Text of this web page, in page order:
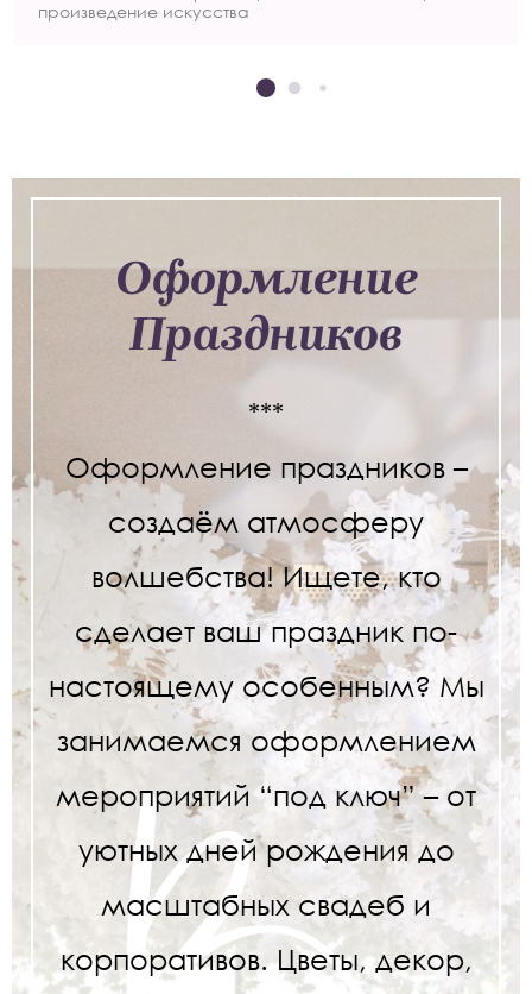
произведение искусства
Оформление
Праздников
***
Оформление праздников –
создаём атмосферу
волшебства! Ищете, кто
сделает ваш праздник по-
настоящему особенным? Мы
занимаемся оформлением
мероприятий “под ключ” – от
уютных дней рождения до
масштабных свадеб и
корпоративов. Цветы, декор,